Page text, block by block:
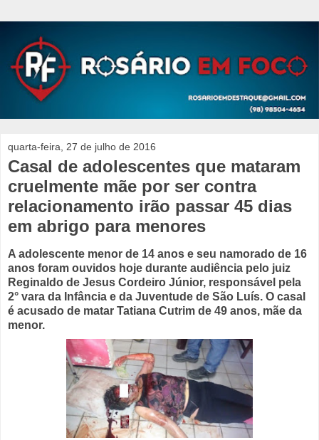
quarta-feira, 27 de julho de 2016
Casal de adolescentes que mataram
cruelmente mãe por ser contra
relacionamento irão passar 45 dias
em abrigo para menores
A adolescente menor de 14 anos e seu namorado de 16
anos foram ouvidos hoje durante audiência pelo juiz
Reginaldo de Jesus Cordeiro Júnior, responsável pela
2° vara da Infância e da Juventude de São Luís. O casal
é acusado de matar Tatiana Cutrim de 49 anos, mãe da
menor.